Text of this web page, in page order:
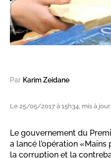
Par Karim Zeidane
Le 25/05/2017 à 15h34, mis à
Le gouvernement du
a lancé l’opération
la corruption et la